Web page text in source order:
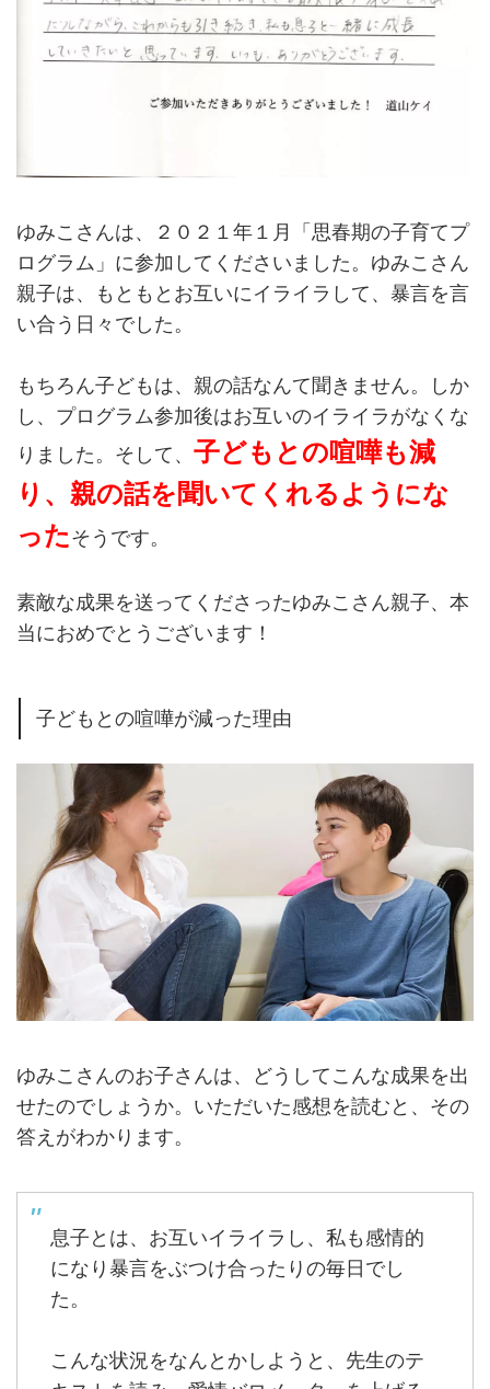
ゆみこさんは、２０２１年１月「思春期の子育てプ
ログラム」に参加してくださいました。ゆみこさん
親子は、もともとお互いにイライラして、暴言を言
い合う日々でした。
もちろん子どもは、親の話なんて聞きません。しか
し、プログラム参加後はお互いのイライラがなくな
りました。そして、 子どもとの喧嘩も減
り、親の話を聞いてくれるようにな
った そうです。
素敵な成果を送ってくださったゆみこさん親子、本
当におめでとうございます！
子どもとの喧嘩が減った理由
ゆみこさんのお子さんは、どうしてこんな成果を出
せたのでしょうか。いただいた感想を読むと、その
答えがわかります。
息子とは、お互いイライラし、私も感情的
になり暴言をぶつけ合ったりの毎日でし
た。
こんな状況をなんとかしようと、先生のテ